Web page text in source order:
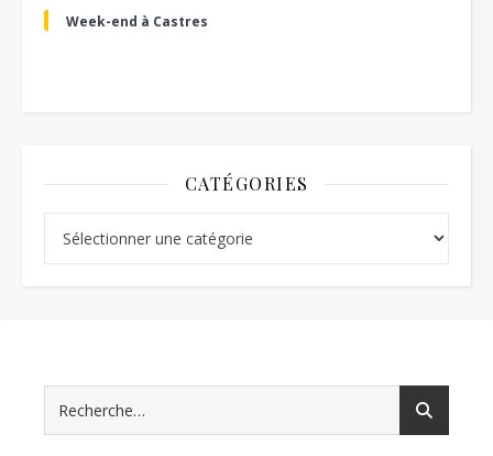
Week-end à Castres
CATÉGORIES